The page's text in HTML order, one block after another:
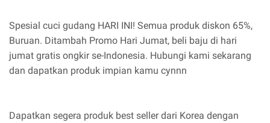
Spesial cuci gudang HARI INI! Semua produk diskon 65%,
Buruan. Ditambah Promo Hari Jumat, beli baju di hari
jumat gratis ongkir se-Indonesia. Hubungi kami sekarang
dan dapatkan produk impian kamu cynnn
Dapatkan segera produk best seller dari Korea dengan